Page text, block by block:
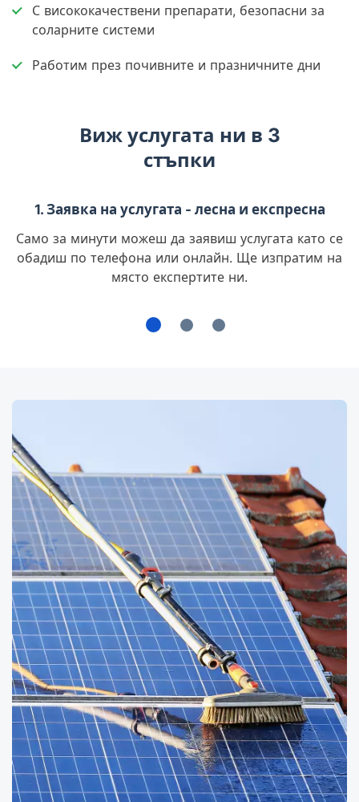
С висококачествени препарати, безопасни за
соларните системи
Работим през почивните и празничните дни
Виж услугата ни в 3
стъпки
1. Заявка на услугата - лесна и експресна
Само за минути можеш да заявиш услугата като се
обадиш по телефона или онлайн. Ще изпратим на
място експертите ни.